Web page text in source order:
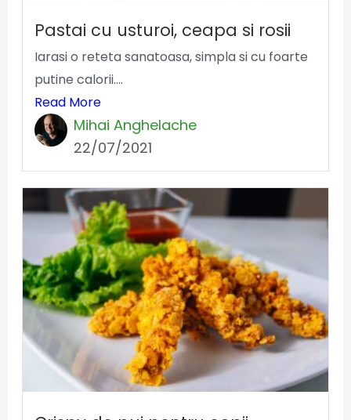
Pastai cu usturoi, ceapa si rosii
Iarasi o reteta sanatoasa, simpla si cu foarte
putine calorii....
Read More
Mihai Anghelache
22/07/2021